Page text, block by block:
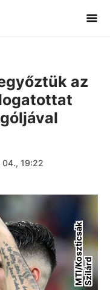
az
19:22
M
T
I
/
Ko
s
z
t
i
c
s
á
k
S
z
i
l
á
rd